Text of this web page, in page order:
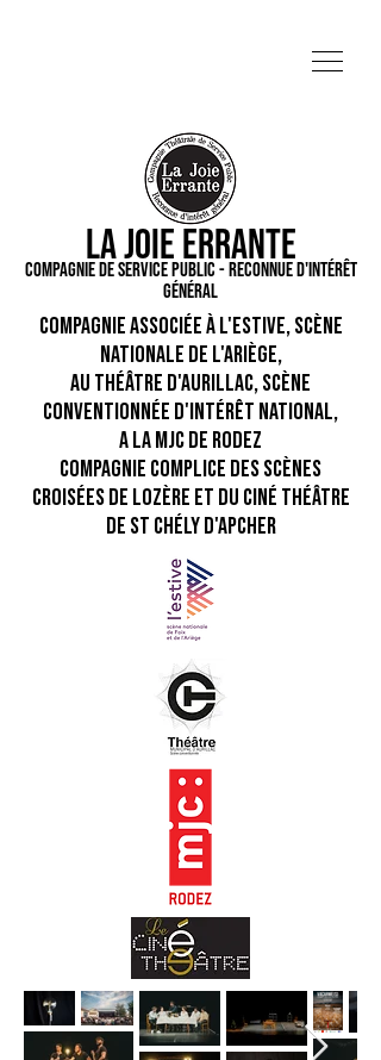
La Joie Errante
Compagnie de service public - Reconnue d'intérêt
général
Compagnie associée à l'Estive, Scène
Nationale de l'Ariège,
Au Théâtre d'Aurillac, scène
conventionnée d'intérêt national,
A la MJC de Rodez
Compagnie complice des Scènes
Croisées de Lozère et du Ciné Théâtre
de St Chély d'Apcher